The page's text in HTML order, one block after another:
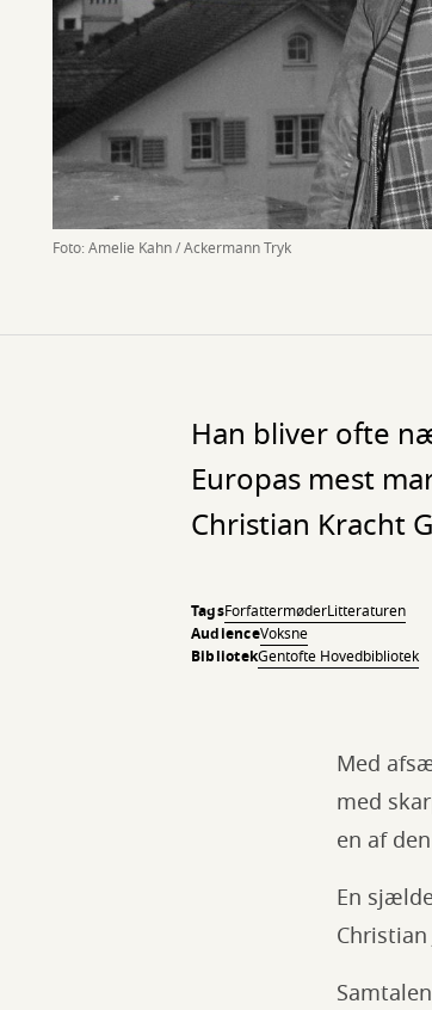
Foto: Amelie Kahn / Ackermann Tryk
Han bliver ofte
Europas mest
Christian Kracht
TagsForfattermøderLitteraturen
AudienceVoksne
BibliotekGentofte Hovedbibliotek
Med
med
en af
En